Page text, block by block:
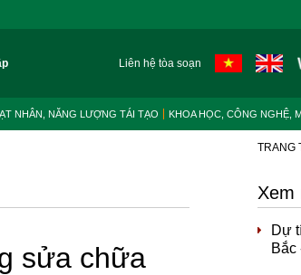
Liên hệ tòa soạn
NHÂN, NĂNG LƯỢNG TÁI TẠO KHOA HỌC, CÔNG NGHỆ,
TRANG
sửa chữa
Xem
Dự
Bắc